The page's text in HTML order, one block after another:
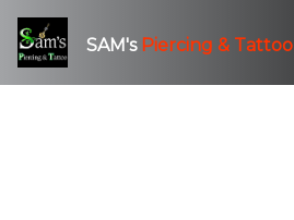
SAM'sPiercing & Tattoo